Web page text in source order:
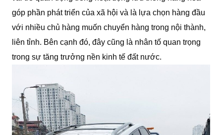
góp phần phát triển của xã hội và là lựa chọn hàng đầu
với nhiều chủ hàng muốn chuyển hàng trong nội thành,
liên tỉnh. Bên cạnh đó, đây cũng là nhân tố quan trọng
trong sự tăng trưởng nền kinh tế đất nước.